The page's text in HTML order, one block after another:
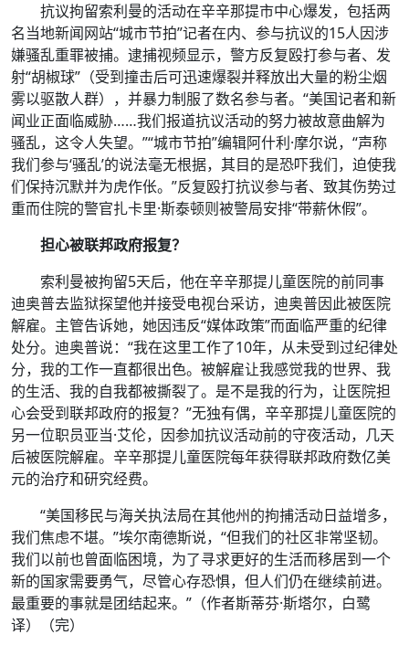
抗议拘留索利曼的活动在辛辛那提市中心爆发，包括两
名当地新闻网站“城市节拍”记者在内、参与抗议的15人因涉
嫌骚乱重罪被捕。逮捕视频显示，警方反复殴打参与者、发
射“胡椒球”（受到撞击后可迅速爆裂并释放出大量的粉尘烟
雾以驱散人群），并暴力制服了数名参与者。“美国记者和新
闻业正面临威胁……我们报道抗议活动的努力被故意曲解为
骚乱，这令人失望。”“城市节拍”编辑阿什利·摩尔说，“声称
我们参与‘骚乱’的说法毫无根据，其目的是恐吓我们，迫使我
们保持沉默并为虎作伥。”反复殴打抗议参与者、致其伤势过
重而住院的警官扎卡里·斯泰顿则被警局安排“带薪休假”。
担心被联邦政府报复？
索利曼被拘留5天后，他在辛辛那提儿童医院的前同事
迪奥普去监狱探望他并接受电视台采访，迪奥普因此被医院
解雇。主管告诉她，她因违反“媒体政策”而面临严重的纪律
处分。迪奥普说：“我在这里工作了10年，从未受到过纪律处
分，我的工作一直都很出色。被解雇让我感觉我的世界、我
的生活、我的自我都被撕裂了。是不是我的行为，让医院担
心会受到联邦政府的报复？”无独有偶，辛辛那提儿童医院的
另一位职员亚当·艾伦，因参加抗议活动前的守夜活动，几天
后被医院解雇。辛辛那提儿童医院每年获得联邦政府数亿美
元的治疗和研究经费。
“美国移民与海关执法局在其他州的拘捕活动日益增多，
我们焦虑不堪。”埃尔南德斯说，“但我们的社区非常坚韧。
我们以前也曾面临困境，为了寻求更好的生活而移居到一个
新的国家需要勇气，尽管心存恐惧，但人们仍在继续前进。
最重要的事就是团结起来。”（作者斯蒂芬·斯塔尔，白鹭
译）（完）